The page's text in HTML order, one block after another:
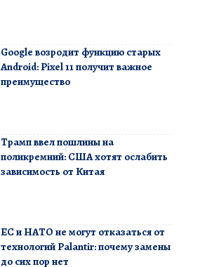
Google возродит функцию старых
Android: Pixel 11 получит важное
преимущество
Трамп ввел пошлины на
поликремний: США хотят ослабить
зависимость от Китая
ЕС и НАТО не могут отказаться от
технологий Palantir: почему замены
до сих пор нет